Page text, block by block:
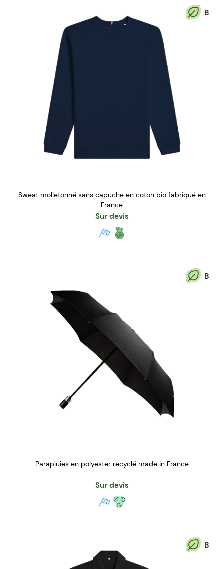
B
Sweat molletonné sans capuche en coton bio fabriqué en
France
Sur devis
B
Parapluies en polyester recyclé made in France
Sur devis
B